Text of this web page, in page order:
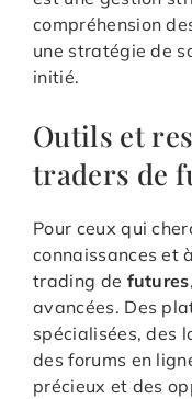
compréhension
une stratégie de
initié.
Outils et
traders de
Pour ceux qui
connaissances et
trading de futures
avancées. Des
spécialisées, des
des forums en
précieux et des